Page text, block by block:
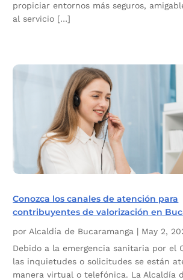
propiciar entornos más seguros,
al servicio […]
Conozca los canales de atención para
contribuyentes de valorización en
por Alcaldía de Bucaramanga | May 2,
Debido a la emergencia sanitaria por el
las inquietudes o solicitudes se están
manera virtual o telefónica. La Alcaldía